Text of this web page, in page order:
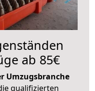
ab 85€
Umzugsbranche
qualifizierten